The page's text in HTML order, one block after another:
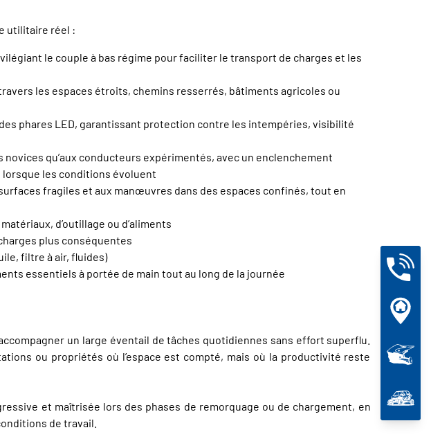
utilitaire réel :
le couple à bas régime pour faciliter le transport de charges et les
les espaces étroits, chemins resserrés, bâtiments agricoles ou
phares LED, garantissant protection contre les intempéries, visibilité
qu’aux conducteurs expérimentés, avec un enclenchement
les conditions évoluent
fragiles et aux manœuvres dans des espaces confinés, tout en
d’outillage ou d’aliments
plus conséquentes
filtre à air, fluides)
essentiels à portée de main tout au long de la journée
un large éventail de tâches quotidiennes sans effort superflu.
ou propriétés où l’espace est compté, mais où la productivité reste
et maîtrisée lors des phases de remorquage ou de chargement, en
de travail.